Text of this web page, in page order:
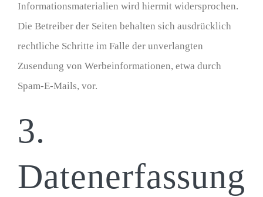
Informationsmaterialien wird hiermit widersprochen.
Die Betreiber der Seiten behalten sich ausdrücklich
rechtliche Schritte im Falle der unverlangten
Zusendung von Werbeinformationen, etwa durch
Spam-E-Mails, vor.
3.
Datenerfassung